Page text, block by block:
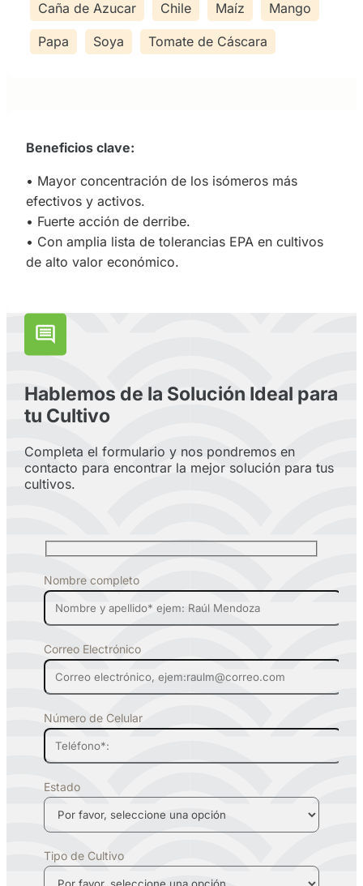
Caña de Azucar Chile Maíz Mango
Papa Soya Tomate de Cáscara
Beneficios clave:
• Mayor concentración de los isómeros más
efectivos y activos.
• Fuerte acción de derribe.
• Con amplia lista de tolerancias EPA en cultivos
de alto valor económico.
Hablemos de la Solución Ideal para
tu Cultivo
Completa el formulario y nos pondremos en
contacto para encontrar la mejor solución para tus
cultivos.
Nombre completo
Correo Electrónico
Número de Celular
Estado
Tipo de Cultivo